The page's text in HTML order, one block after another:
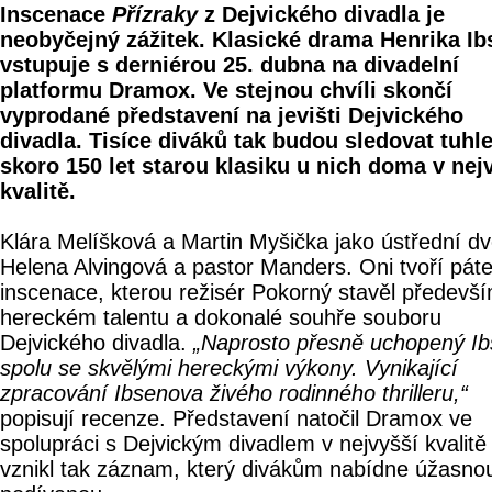
Inscenace Přízrakyz Dejvického divadla je
neobyčejný zážitek. Klasické drama Henrika
vstupuje s derniérou 25. dubna na divadelní
platformu Dramox. Ve stejnou chvíli skončí
vyprodané představení na jevišti Dejvického
divadla. Tisíce diváků tak budou sledovat tuhle
skoro 150 let starou klasiku u nich doma v
kvalitě.
Klára Melíšková a Martin Myšička jako ústřední
Helena Alvingová a pastor Manders. Oni tvoří
inscenace, kterou režisér Pokorný stavěl
hereckém talentu a dokonalé souhře souboru
Dejvického divadla. „Naprosto přesně uchopený
spolu se skvělými hereckými výkony. Vynikající
zpracování Ibsenova živého rodinného thrilleru,“
popisují recenze. Představení natočil Dramox ve
spolupráci s Dejvickým divadlem v nejvyšší kvalitě
vznikl tak záznam, který divákům nabídne